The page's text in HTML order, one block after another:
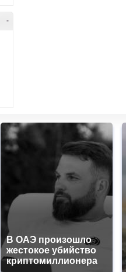
-
В ОАЭ произошло
жестокое убийство
криптомиллионера